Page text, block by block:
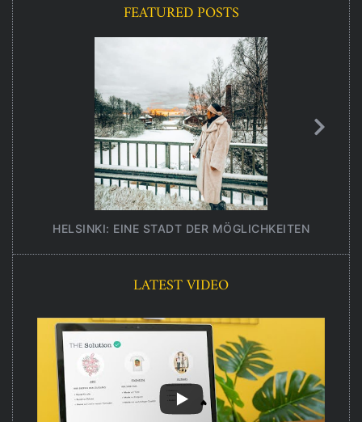
FEATURED POSTS
HELSINKI: EINE STADT DER MÖGLICHKEITEN
LATEST VIDEO